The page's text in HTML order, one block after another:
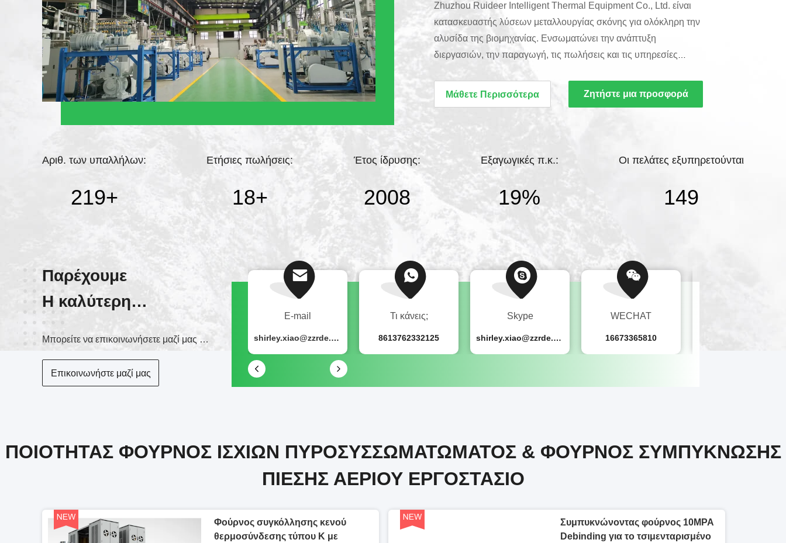
Zhuzhou Ruideer Intelligent Thermal Equipment Co., Ltd. είναι
κατασκευαστής λύσεων μεταλλουργίας σκόνης για ολόκληρη την
αλυσίδα της βιομηχανίας. Ενσωματώνει την ανάπτυξη
διεργασιών, την παραγωγή, τις πωλήσεις και τις υπηρεσίες
επίστρωσης φούρνων πυροσυσσωμάτωσης, φούρνων
επίστρωσης PVD και φούρνων επίστρωσης CVD. Η Ruideer
καλύπτουν έκταση άνω των 19.000 τετραγωνικών μέτρων, με
Μάθετε Περισσότερα Ζητήστε μια προσφορά
Αριθ. των υπαλλήλων:
220+
Ετήσιες πωλήσεις:
19+
Έτος ίδρυσης:
2011
Εξαγωγικές π.κ.:
20%
Οι πελάτες εξυπηρετούνται
150
Παρέχουμε
Η καλύτερη
εξυπηρέτηση!
Μπορείτε να επικοινωνήσετε μαζί μας με διάφορους τρόπους
Επικοινωνήστε μαζί μας
WECHAT
16673365810
Ε-mail
shirley.xiao@zzrde.com
Τι κάνεις;
8613762332125
Skype
shirley.xiao@zzrde.com
WECHAT
16673365810
ΠΟΙΌΤΗΤΑΣ ΦΟΎΡΝΟΣ ΙΣΧΊΩΝ ΠΥΡΟΣΥΣΣΩΜΑΤΏΜΑΤΟΣ & ΦΟΎΡΝΟΣ ΣΥΜΠΎΚΝΩΣΗΣ
ΠΊΕΣΗΣ ΑΕΡΊΟΥ ΕΡΓΟΣΤΆΣΙΟ
Φούρνος συγκόλλησης κενού
θερμοσύνδεσης τύπου K με
Συμπυκνώνοντας φούρνος 10MPA
Debinding για το τσιμενταρισμένο